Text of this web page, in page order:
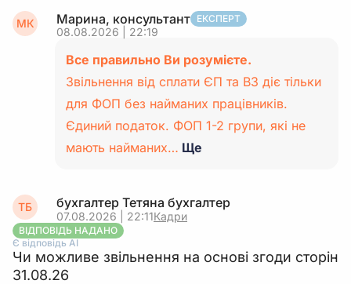
МК Марина, консультант ЕКСПЕРТ
08.08.2026 | 22:19
Все правильно Ви розумієте.
Звільнення від сплати ЄП та ВЗ діє тільки
для ФОП без найманих працівників.
Єдиний податок. ФОП 1-2 групи, які не
мають найманих… Ще
ТБ бухгалтер Тетяна бухгалтер
07.08.2026 | 22:11Кадри
ВІДПОВІДЬ НАДАНО
Є відповідь АІ
Чи можливе звільнення на основі згоди сторін
31.08.26